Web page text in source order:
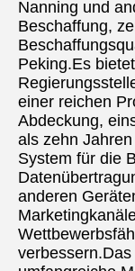
Nanning und
Beschaffung,
Peking.Es
einer reichen
Abdeckung,
als zehn
System für die
anderen